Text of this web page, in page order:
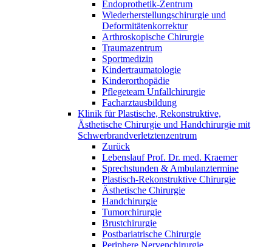
Endoprothetik-Zentrum
Wiederherstellungschirurgie und
Deformitätenkorrektur
Arthroskopische Chirurgie
Traumazentrum
Sportmedizin
Kindertraumatologie
Kinderorthopädie
Pflegeteam Unfallchirurgie
Facharztausbildung
Klinik für Plastische, Rekonstruktive,
Ästhetische Chirurgie und Handchirurgie mit
Schwerbrandverletztenzentrum
Zurück
Lebenslauf Prof. Dr. med. Kraemer
Sprechstunden & Ambulanztermine
Plastisch-Rekonstruktive Chirurgie
Ästhetische Chirurgie
Handchirurgie
Tumorchirurgie
Brustchirurgie
Postbariatrische Chirurgie
Periphere Nervenchirurgie